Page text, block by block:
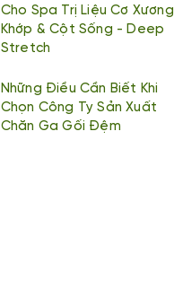
Cho Spa Trị Liệu Cơ Xương
Khớp & Cột Sống - Deep
Stretch
Những Điều Cần Biết Khi
Chọn Công Ty Sản Xuất
Chăn Ga Gối Đệm